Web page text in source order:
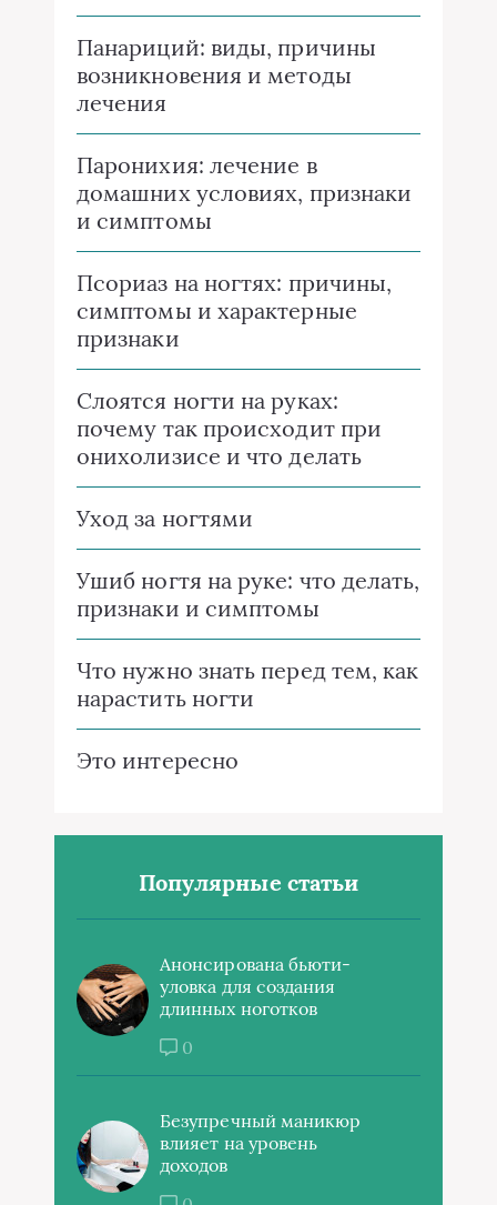
Панариций: виды, причины
возникновения и методы
лечения
Паронихия: лечение в
домашних условиях, признаки
и симптомы
Псориаз на ногтях: причины,
симптомы и характерные
признаки
Слоятся ногти на руках:
почему так происходит при
онихолизисе и что делать
Уход за ногтями
Ушиб ногтя на руке: что делать,
признаки и симптомы
Что нужно знать перед тем, как
нарастить ногти
Это интересно
Популярные статьи
Анонсирована бьюти-
уловка для создания
длинных ноготков
0
Безупречный маникюр
влияет на уровень
доходов